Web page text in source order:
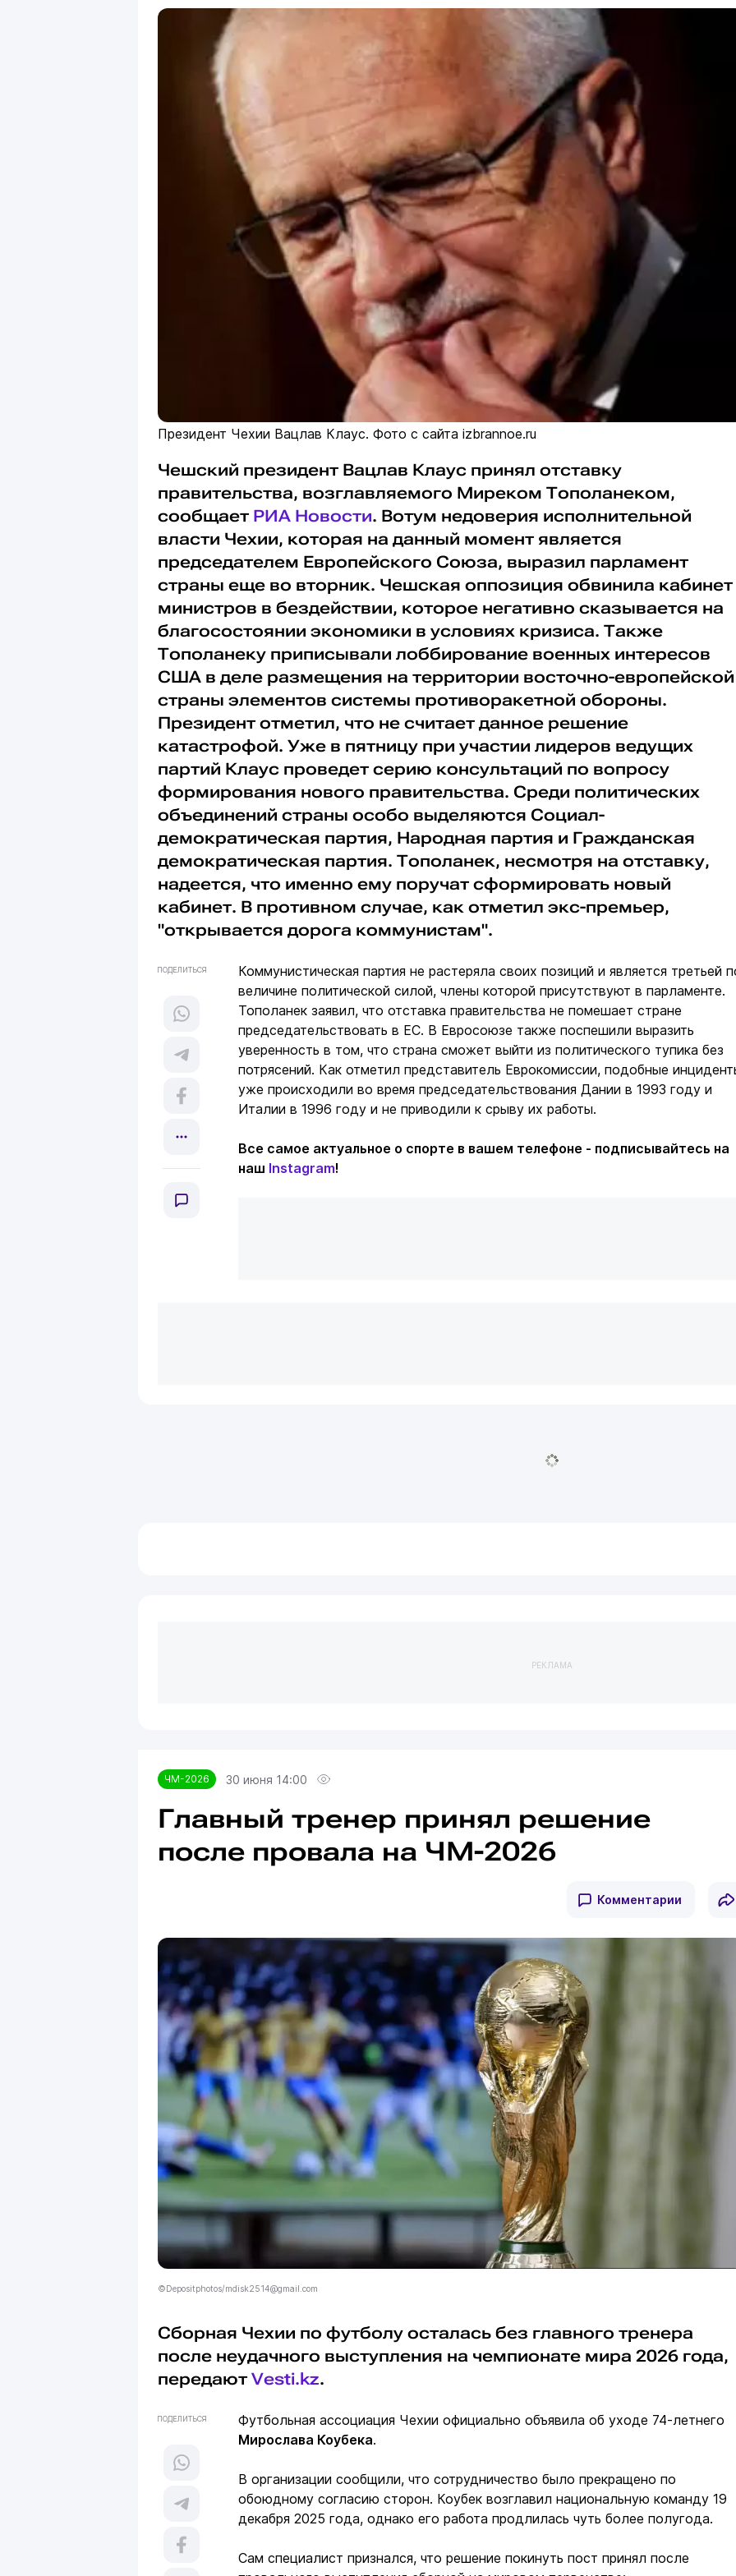
Президент Чехии Вацлав Клаус. Фото с сайта izbrannoe.ru
Чешский президент Вацлав Клаус принял отставку
правительства, возглавляемого Миреком Тополанеком,
сообщает РИА Новости. Вотум недоверия исполнительной
власти Чехии, которая на данный момент является
председателем Европейского Союза, выразил парламент
страны еще во вторник. Чешская оппозиция обвинила кабинет
министров в бездействии, которое негативно сказывается на
благосостоянии экономики в условиях кризиса. Также
Тополанеку приписывали лоббирование военных интересов
США в деле размещения на территории восточно-европейской
страны элементов системы противоракетной обороны.
Президент отметил, что не считает данное решение
катастрофой. Уже в пятницу при участии лидеров ведущих
партий Клаус проведет серию консультаций по вопросу
формирования нового правительства. Среди политических
объединений страны особо выделяются Социал-
демократическая партия, Народная партия и Гражданская
демократическая партия. Тополанек, несмотря на отставку,
надеется, что именно ему поручат сформировать новый
кабинет. В противном случае, как отметил экс-премьер,
"открывается дорога коммунистам".
ПОДЕЛИТЬСЯ
Коммунистическая партия не растеряла своих позиций и является третьей
величине политической силой, члены которой присутствуют в парламенте.
Тополанек заявил, что отставка правительства не помешает стране
председательствовать в ЕС. В Евросоюзе также поспешили выразить
уверенность в том, что страна сможет выйти из политического тупика без
потрясений. Как отметил представитель Еврокомиссии, подобные
уже происходили во время председательствования Дании в 1993 году и
Италии в 1996 году и не приводили к срыву их работы.
Все самое актуальное о спорте в вашем телефоне - подписывайтесь на
наш Instagram!
РЕКЛАМА
ЧМ-2026 30 июня 14:00
Главный тренер принял решение
после провала на ЧМ-2026
Комментарии
©Depositphotos/mdisk2514@gmail.com
Сборная Чехии по футболу осталась без главного тренера
после неудачного выступления на чемпионате мира 2026 года,
передают Vesti.kz.
ПОДЕЛИТЬСЯ
Футбольная ассоциация Чехии официально объявила об уходе 74-летнего
Мирослава Коубека.
В организации сообщили, что сотрудничество было прекращено по
обоюдному согласию сторон. Коубек возглавил национальную команду 19
декабря 2025 года, однако его работа продлилась чуть более полугода.
Сам специалист признался, что решение покинуть пост принял после